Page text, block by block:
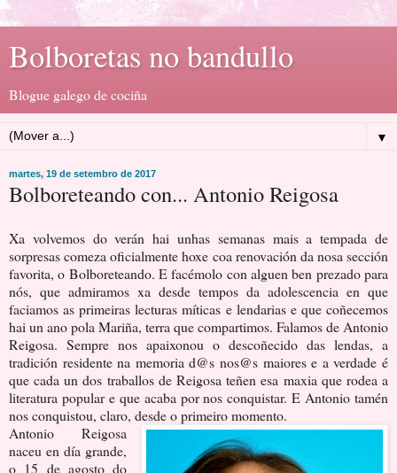
Bolboretas no bandullo
Blogue galego de cociña
▼
martes, 19 de setembro de 2017
Bolboreteando con... Antonio Reigosa
Xa volvemos do verán hai unhas semanas mais a tempada de
sorpresas comeza oficialmente hoxe coa renovación da nosa sección
favorita, o Bolboreteando. E facémolo con alguen ben prezado para
nós, que admiramos xa desde tempos da adolescencia en que
faciamos as primeiras lecturas míticas e lendarias e que coñecemos
hai un ano pola Mariña, terra que compartimos. Falamos de Antonio
Reigosa. Sempre nos apaixonou o descoñecido das lendas, a
tradición residente na memoria d@s nos@s maiores e a verdade é
que cada un dos traballos de Reigosa teñen esa maxia que rodea a
literatura popular e que acaba por nos conquistar. E Antonio tamén
nos conquistou, claro, desde o primeiro momento.
Antonio Reigosa
naceu en día grande,
o 15 de agosto do